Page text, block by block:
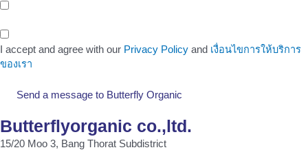
I accept and agree with our Privacy Policy and เงื่อนไขการให้บริการ
ของเรา
Send a message to Butterfly Organic
Butterflyorganic co.,ltd.
15/20 Moo 3, Bang Thorat Subdistrict